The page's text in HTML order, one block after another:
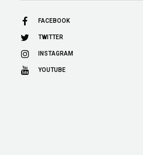
FACEBOOK
TWITTER
INSTAGRAM
YOUTUBE